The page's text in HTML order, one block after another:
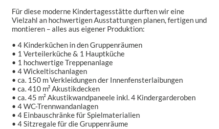
Für diese moderne Kindertagesstätte durften wir eine
Vielzahl an hochwertigen Ausstattungen planen, fertigen und
montieren – alles aus eigener Produktion:
• 4 Kinderküchen in den Gruppenräumen
• 1 Verteilerküche & 1 Hauptküche
• 1 hochwertige Treppenanlage
• 4 Wickeltischanlagen
• ca. 150 m Verkleidungen der Innenfensterlaibungen
• ca. 410 m² Akustikdecken
• ca. 45 m² Akustikwandpaneele inkl. 4 Kindergarderoben
• 4 WC-Trennwandanlagen
• 4 Einbauschränke für Spielmaterialien
• 4 Sitzregale für die Gruppenräume